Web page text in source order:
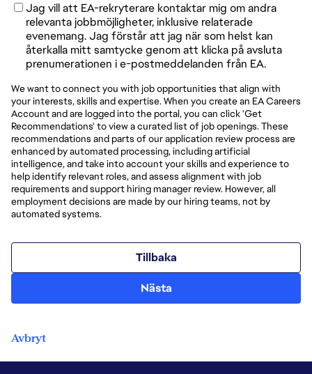
Jag vill att EA-rekryterare kontaktar mig om andra
relevanta jobbmöjligheter, inklusive relaterade
evenemang. Jag förstår att jag när som helst kan
återkalla mitt samtycke genom att klicka på avsluta
prenumerationen i e-postmeddelanden från EA.
We want to connect you with job opportunities that align with
your interests, skills and expertise. When you create an EA Careers
Account and are logged into the portal, you can click 'Get
Recommendations' to view a curated list of job openings. These
recommendations and parts of our application review process are
enhanced by automated processing, including artificial
intelligence, and take into account your skills and experience to
help identify relevant roles, and assess alignment with job
requirements and support hiring manager review. However, all
employment decisions are made by our hiring teams, not by
automated systems.
Tillbaka
Nästa
Avbryt